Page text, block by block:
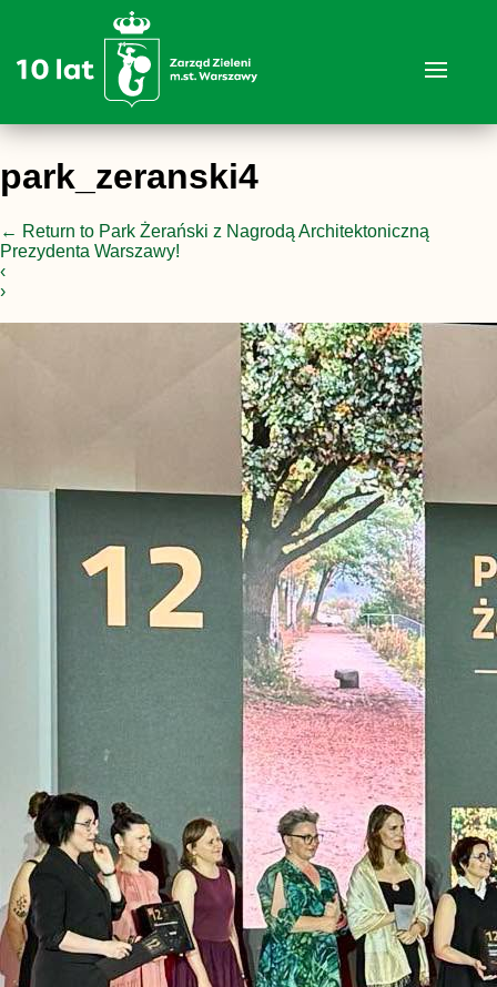
park_zeranski4
← Return to Park Żerański z Nagrodą Architektoniczną
Prezydenta Warszawy!
‹
›